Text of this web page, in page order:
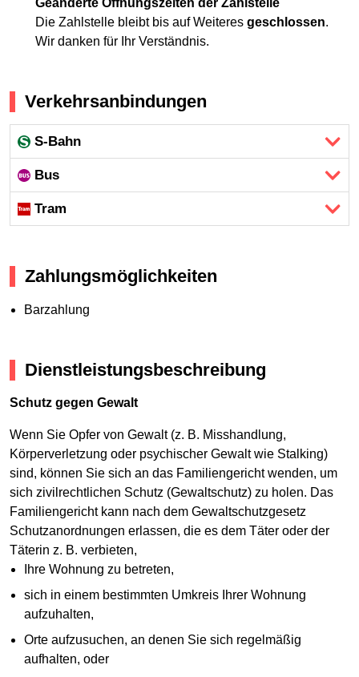
Die Zahlstelle bleibt bis auf Weiteres geschlossen.
Wir danken für Ihr Verständnis.
Verkehrsanbindungen
S-Bahn
Bus
Tram
Zahlungsmöglichkeiten
Barzahlung
Dienstleistungsbeschreibung
Schutz gegen Gewalt
Wenn Sie Opfer von Gewalt (z. B. Misshandlung,
Körperverletzung oder psychischer Gewalt wie Stalking)
sind, können Sie sich an das Familiengericht wenden, um
sich zivilrechtlichen Schutz (Gewaltschutz) zu holen. Das
Familiengericht kann nach dem Gewaltschutzgesetz
Schutzanordnungen erlassen, die es dem Täter oder der
Täterin z. B. verbieten,
Ihre Wohnung zu betreten,
sich in einem bestimmten Umkreis Ihrer Wohnung
aufzuhalten,
Orte aufzusuchen, an denen Sie sich regelmäßig
aufhalten, oder